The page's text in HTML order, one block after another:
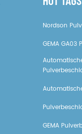
Nordson
GEMA GA03
GEMA